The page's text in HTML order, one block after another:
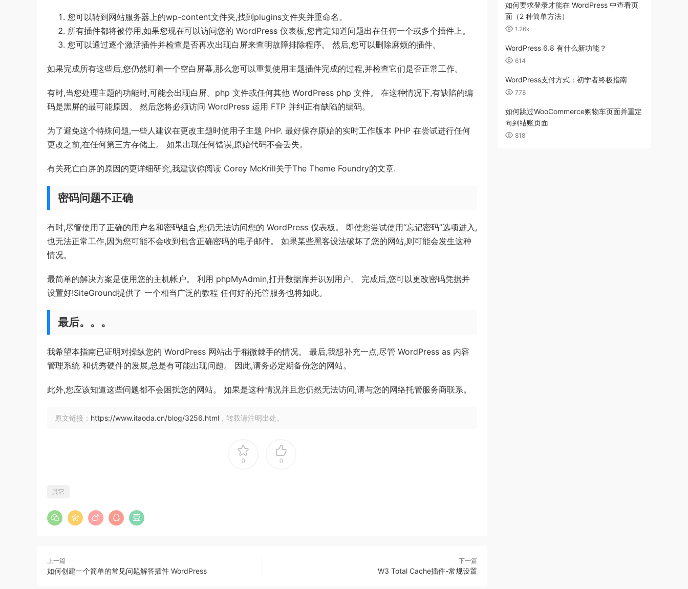
您可以转到网站服务器上的wp-content文件夹,找到plugins文件夹并重命名。
所有插件都将被停用,如果您现在可以访问您的 WordPress 仪表板,您肯定知道问题出在任何一个或多个插件上。
您可以通过逐个激活插件并检查是否再次出现白屏来查明故障排除程序。 然后,您可以删除麻烦的插件。
如果完成所有这些后,您仍然盯着一个空白屏幕,那么您可以重复使用主题插件完成的过程,并检查它们是否正常工作。
有时,当您处理主题的功能时,可能会出现白屏。php 文件或任何其他 WordPress php 文件。 在这种情况下,有缺陷的编
码是黑屏的最可能原因。 然后您将必须访问 WordPress 运用 FTP 并纠正有缺陷的编码。
为了避免这个特殊问题,一些人建议在更改主题时使用子主题 PHP. 最好保存原始的实时工作版本 PHP 在尝试进行任何
更改之前,在任何第三方存储上。 如果出现任何错误,原始代码不会丢失。
有关死亡白屏的原因的更详细研究,我建议你阅读 Corey McKrill关于The Theme Foundry的文章.
密码问题不正确
有时,尽管使用了正确的用户名和密码组合,您仍无法访问您的 WordPress 仪表板。 即使您尝试使用“忘记密码”选项进入,
也无法正常工作,因为您可能不会收到包含正确密码的电子邮件。 如果某些黑客设法破坏了您的网站,则可能会发生这种
情况。
最简单的解决方案是使用您的主机帐户。 利用 phpMyAdmin,打开数据库并识别用户。 完成后,您可以更改密码凭据并
设置好!SiteGround提供了 一个相当广泛的教程 任何好的托管服务也将如此。
最后。。。
我希望本指南已证明对操纵您的 WordPress 网站出于稍微棘手的情况。 最后,我想补充一点,尽管 WordPress as 内容
管理系统 和优秀硬件的发展,总是有可能出现问题。 因此,请务必定期备份您的网站。
此外,您应该知道这些问题都不会困扰您的网站。 如果是这种情况并且您仍然无法访问,请与您的网络托管服务商联系。
原文链接： https://www.itaoda.cn/blog/3256.html ，转载请注明出处。
0 0
其它
上一篇
如何创建一个简单的常见问题解答插件 WordPress
下一篇
W3 Total Cache插件-常规设置
如何要求登录才能在 WordPress 中查看页
面（2 种简单方法）
1.26k
WordPress 6.8 有什么新功能？
614
WordPress支付方式：初学者终极指南
778
如何跳过WooCommerce购物车页面并重定
向到结账页面
818